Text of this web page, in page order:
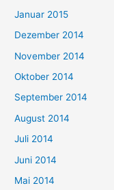
Januar 2015
Dezember 2014
November 2014
Oktober 2014
September 2014
August 2014
Juli 2014
Juni 2014
Mai 2014